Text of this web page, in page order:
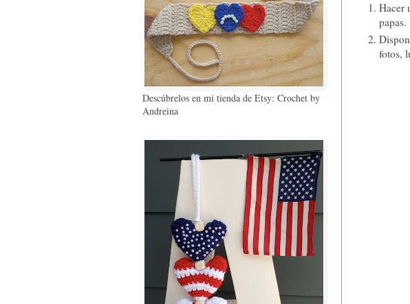
Hacer
papas.
fotos,
Descúbrelos en mi tienda de Etsy: Crochet by
Andreina